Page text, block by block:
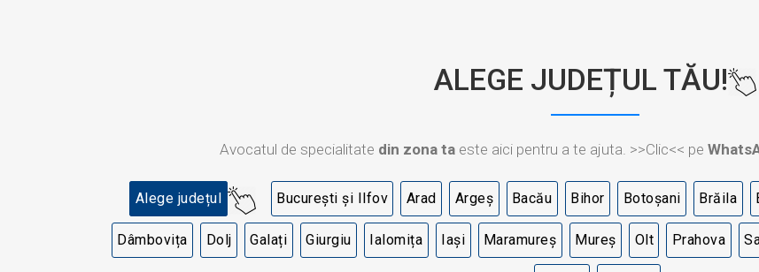
ALEGE JUDEȚUL TĂU!
Avocatul de specialitate din zona taeste aici pentru a te ajuta. >>Clic<< pe
Alege județul București și Ilfov Arad Argeș Bacău Bihor Botoșani Brăila
Dâmbovița Dolj Galați Giurgiu Ialomița Iași Maramureș Mureș Olt Prahova